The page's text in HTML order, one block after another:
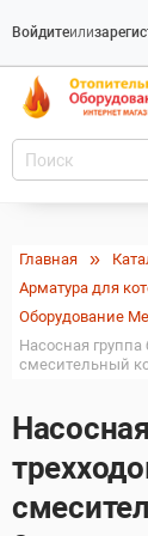
Войдитеили
Главная
Арматура для
Оборудование
Насосная группа
смесительный